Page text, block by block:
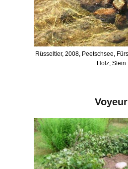
Rüsseltier, 2008, Peetschsee,
Holz, Stein
Voyeur